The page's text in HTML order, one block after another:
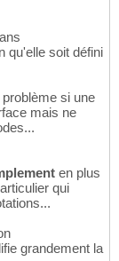
qu'elle soit défini
si une
mais ne
en plus
qui
grandement la